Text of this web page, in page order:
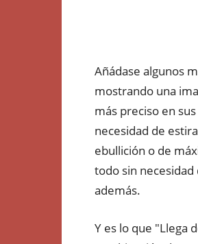
Añádase algunos
mostrando una
más preciso en
necesidad de
ebullición o de
todo sin
además.
Y es lo que "Llega